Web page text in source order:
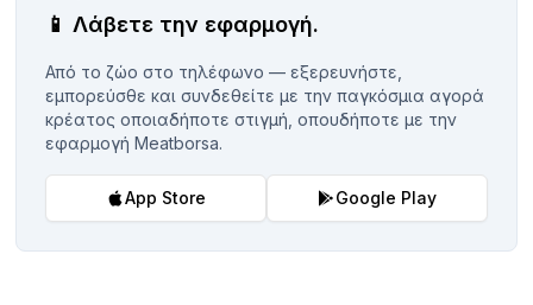
📱 Λάβετε την εφαρμογή.
Από το ζώο στο τηλέφωνο — εξερευνήστε,
εμπορεύσθε και συνδεθείτε με την παγκόσμια αγορά
κρέατος οποιαδήποτε στιγμή, οπουδήποτε με την
εφαρμογή Meatborsa.
App Store Google Play